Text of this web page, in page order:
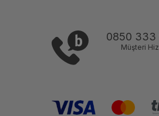
0850 333
Müşteri